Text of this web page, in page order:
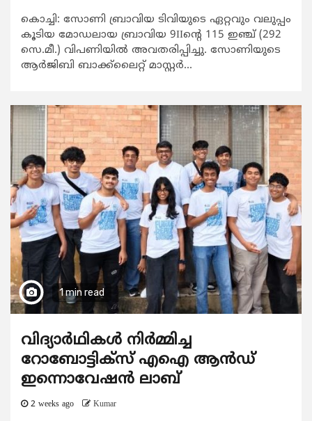
കൊച്ചി: സോണി ബ്രാവിയ ടിവിയുടെ ഏറ്റവും വലുപ്പം
കൂടിയ മോഡലായ ബ്രാവിയ 9IIൻ്റെ 115 ഇഞ്ച് (292
സെ.മീ.) വിപണിയിൽ അവതരിപ്പിച്ചു. സോണിയുടെ
ആർജിബി ബാക്ക്‌ലൈറ്റ് മാസ്റ്റർ...
1 min read
വിദ്യാര്‍ഥികള്‍ നിര്‍മ്മിച്ച
റോബോട്ടിക്സ് എഐ ആന്‍ഡ്
ഇന്നൊവേഷന്‍ ലാബ്
2 weeks ago Kumar